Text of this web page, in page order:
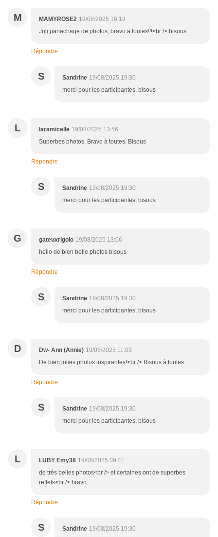
M MAMYROSE2 19/08/2025 16:19
Joli panachage de photos, bravo a toutes!!!<br /> bisous
Répondre
S Sandrine 19/08/2025 19:30
merci pour les participantes, bisous
L laramicelle 19/08/2025 13:56
Superbes photos. Bravo à toutes. Bisous
Répondre
S Sandrine 19/08/2025 19:30
merci pour les participantes, bisous
G gateuxrigolo 19/08/2025 13:06
hello de bien belle photos bisous
Répondre
S Sandrine 19/08/2025 19:30
merci pour les participantes, bisous
D Dw- Ann (Annie) 19/08/2025 11:09
De bien jolies photos inspirantes!<br /> Bisous à toutes
Répondre
S Sandrine 19/08/2025 19:30
merci pour les participantes, bisous
L LUBY Emy38 19/08/2025 09:41
de très belles photos<br /> et certaines ont de superbes
reflets<br /> bravo
Répondre
S Sandrine 19/08/2025 19:30